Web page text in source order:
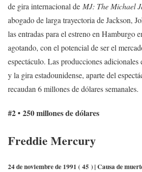
de gira internacional de MJ: The Michael
abogado de larga trayectoria de Jackson,
las entradas para el estreno en Hamburgo
agotando, con el potencial de ser el
espectáculo. Las producciones
y la gira estadounidense, aparte del
recaudan 6 millones de dólares semanales.
#2 • 250 millones de dólares
Freddie Mercury
24 de noviembre de 1991 ( 45 ) | Causa de